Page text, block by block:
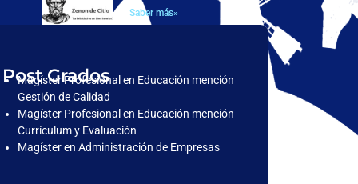
Saber más»
Post Grados
Magíster Profesional en Educación mención
Gestión de Calidad
Magíster Profesional en Educación mención
Currículum y Evaluación
Magíster en Administración de Empresas